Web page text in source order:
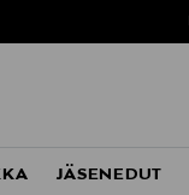
JÄSENEDUT